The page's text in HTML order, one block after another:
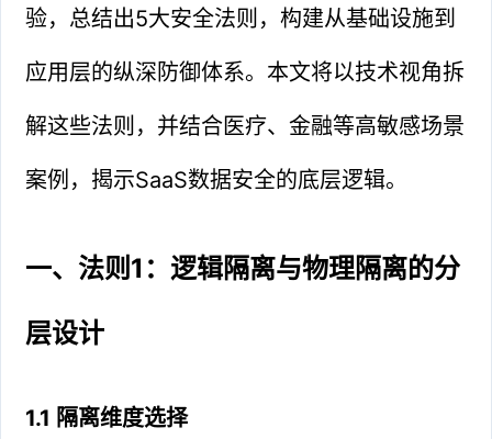
验，总结出5大安全法则，构建从基础设施到
应用层的纵深防御体系。本文将以技术视角拆
解这些法则，并结合医疗、金融等高敏感场景
案例，揭示SaaS数据安全的底层逻辑。
一、法则1：逻辑隔离与物理隔离的分
层设计
1.1 隔离维度选择